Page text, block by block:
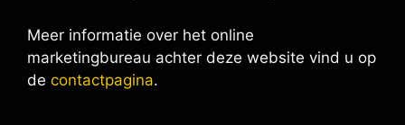
Meer informatie over het online
marketingbureau achter deze website vind u op
de contactpagina.